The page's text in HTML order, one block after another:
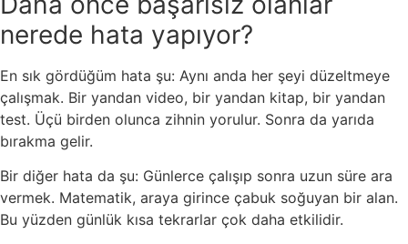
nerede hata yapıyor?
En sık gördüğüm hata şu: Aynı anda her şeyi düzeltmeye
çalışmak. Bir yandan video, bir yandan kitap, bir yandan
test. Üçü birden olunca zihnin yorulur. Sonra da yarıda
bırakma gelir.
Bir diğer hata da şu: Günlerce çalışıp sonra uzun süre ara
vermek. Matematik, araya girince çabuk soğuyan bir alan.
Bu yüzden günlük kısa tekrarlar çok daha etkilidir.